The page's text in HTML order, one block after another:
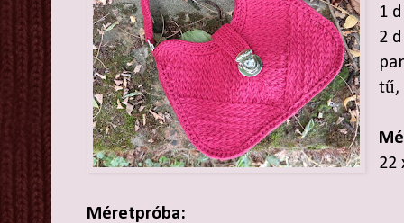
1
2
tű,
22
Méretpróba: